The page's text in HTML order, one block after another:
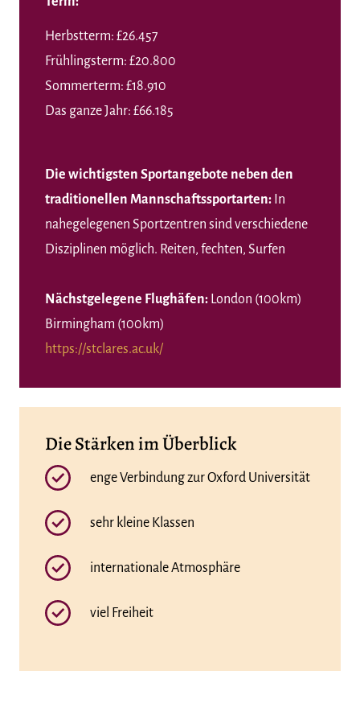
Herbstterm: £26.457
Frühlingsterm: £20.800
Sommerterm: £18.910
Das ganze Jahr: £66.185
Die wichtigsten Sportangebote neben den
traditionellen Mannschaftssportarten: In
nahegelegenen Sportzentren sind verschiedene
Disziplinen möglich. Reiten, fechten, Surfen
Nächstgelegene Flughäfen: London (100km)
Birmingham (100km)
https://stclares.ac.uk/
Die Stärken im Überblick
enge Verbindung zur Oxford Universität
sehr kleine Klassen
internationale Atmosphäre
viel Freiheit